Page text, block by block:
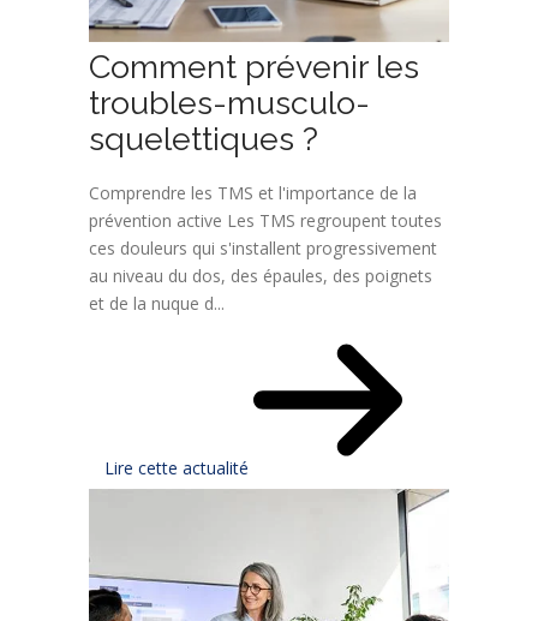
Comment prévenir les
troubles-musculo-
squelettiques ?
Comprendre les TMS et l'importance de la
prévention active Les TMS regroupent toutes
ces douleurs qui s'installent progressivement
au niveau du dos, des épaules, des poignets
et de la nuque d...
Lire cette actualité